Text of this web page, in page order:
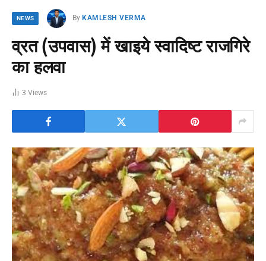
NEWS By KAMLESH VERMA
व्रत (उपवास) में खाइये स्वादिष्ट राजगिरे
का हलवा
3 Views